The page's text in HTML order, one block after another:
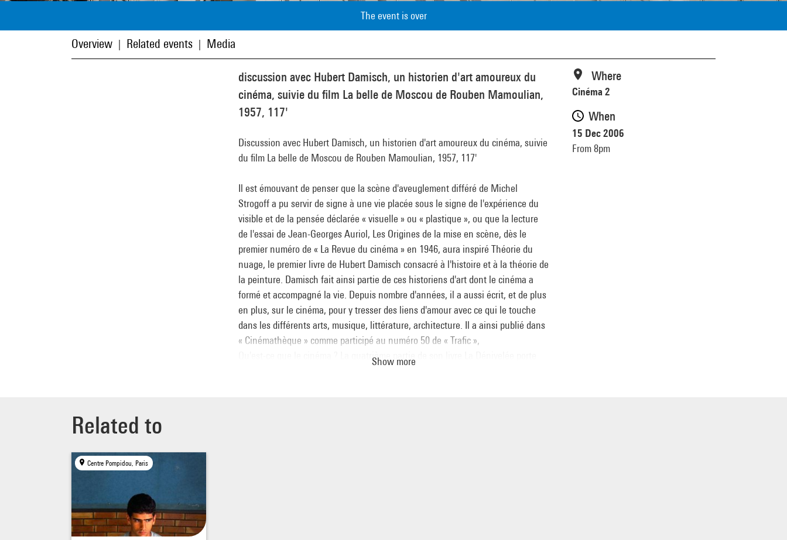
The event is over
Overview Related events Media
discussion avec Hubert Damisch, un historien d'art amoureux du
cinéma, suivie du film La belle de Moscou de Rouben Mamoulian,
1957, 117'
Discussion avec Hubert Damisch, un historien d'art amoureux du cinéma, suivie
du film La belle de Moscou de Rouben Mamoulian, 1957, 117'
Il est émouvant de penser que la scène d'aveuglement différé de Michel
Strogoff a pu servir de signe à une vie placée sous le signe de l'expérience du
visible et de la pensée déclarée « visuelle » ou « plastique », ou que la lecture
de l'essai de Jean-Georges Auriol, Les Origines de la mise en scène, dès le
premier numéro de « La Revue du cinéma » en 1946, aura inspiré Théorie du
nuage, le premier livre de Hubert Damisch consacré à l'histoire et à la théorie de
la peinture. Damisch fait ainsi partie de ces historiens d'art dont le cinéma a
formé et accompagné la vie. Depuis nombre d'années, il a aussi écrit, et de plus
en plus, sur le cinéma, pour y tresser des liens d'amour avec ce qui le touche
dans les différents arts, musique, littérature, architecture. Il a ainsi publié dans
« Cinémathèque » comme participé au numéro 50 de « Trafic »,
Qu'est-ce que le cinéma ? La quatrième partie de son livre La Dénivelée porte
Show more
Where
Cinéma 2
When
15 Dec 2006
From 8pm
Related to
Centre Pompidou, Paris